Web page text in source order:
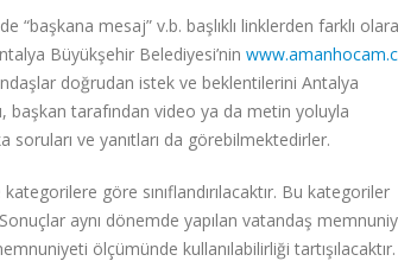
“başkana mesaj” v.b. başlıklı linklerden farklı
Büyükşehir Belediyesi’nin
doğrudan istek ve beklentilerini Antalya
başkan tarafından video ya da metin yoluyla
soruları ve yanıtları da görebilmektedirler.
göre sınıflandırılacaktır. Bu kategoriler
aynı dönemde yapılan vatandaş
ölçümünde kullanılabilirliği tartışılacaktır.